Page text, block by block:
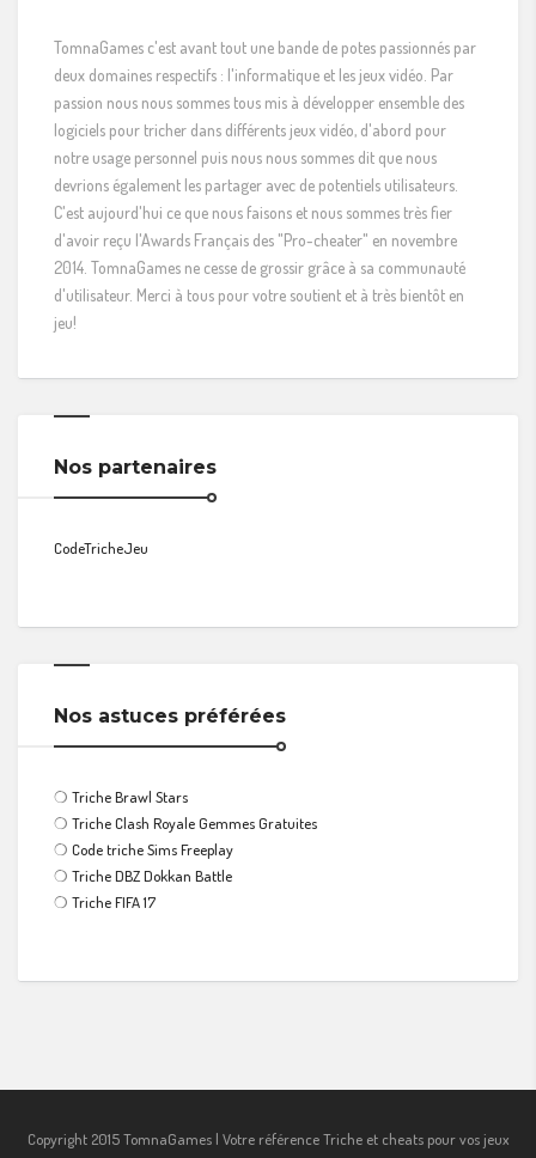
TomnaGames c'est avant tout une bande de potes passionnés par
deux domaines respectifs : l'informatique et les jeux vidéo. Par
passion nous nous sommes tous mis à développer ensemble des
logiciels pour tricher dans différents jeux vidéo, d'abord pour
notre usage personnel puis nous nous sommes dit que nous
devrions également les partager avec de potentiels utilisateurs.
C'est aujourd'hui ce que nous faisons et nous sommes très fier
d'avoir reçu l'Awards Français des "Pro-cheater" en novembre
2014. TomnaGames ne cesse de grossir grâce à sa communauté
d'utilisateur. Merci à tous pour votre soutient et à très bientôt en
jeu!
Nos partenaires
CodeTricheJeu
Nos astuces préférées
❍ Triche Brawl Stars
❍ Triche Clash Royale Gemmes Gratuites
❍ Code triche Sims Freeplay
❍ Triche DBZ Dokkan Battle
❍ Triche FIFA 17
Copyright 2015 TomnaGames | Votre référence Triche et cheats pour vos jeux